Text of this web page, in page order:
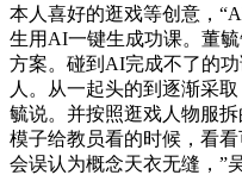
本人喜好的逛戏等创意，
生用AI一键生成功课。董
方案。碰到AI完成不了的
人。从一起头的到逐渐采
毓说。并按照逛戏人物服
模子给教员看的时候，看
会误认为概念天衣无缝，”